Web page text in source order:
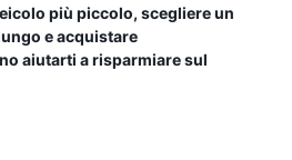
più piccolo, scegliere un
e acquistare
aiutarti a risparmiare sul